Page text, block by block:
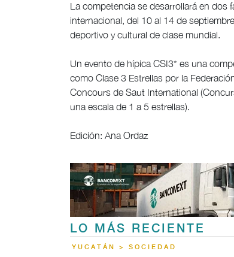
La competencia se desarrollará en dos
internacional, del 10 al 14 de
deportivo y cultural de clase mundial.
Un evento de hípica CSI3* es una
como Clase 3 Estrellas por la
Concours de Saut International
una escala de 1 a 5 estrellas).
Edición: Ana Ordaz
LO MÁS RECIENTE
YUCATÁN > SOCIEDAD